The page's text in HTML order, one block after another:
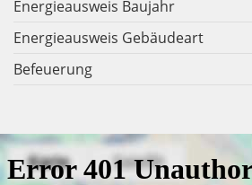
Energieausweis Baujahr
Energieausweis Gebäudeart
Befeuerung